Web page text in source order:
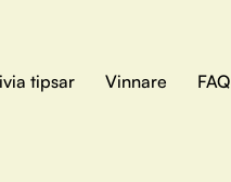
tipsar Vinnare FAQ